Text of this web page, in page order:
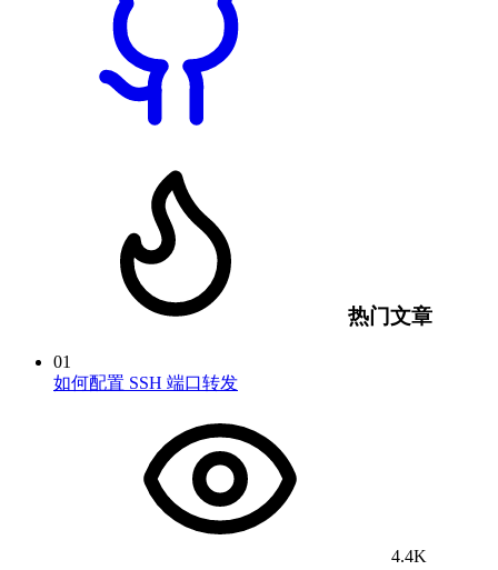
热门文章
01
如何配置 SSH 端口转发
4.4K